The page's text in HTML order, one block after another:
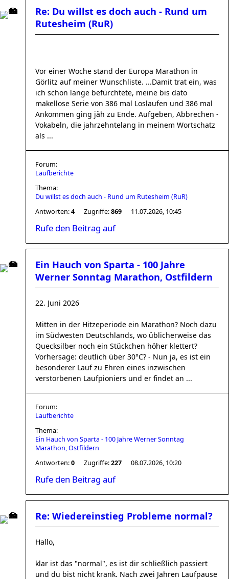
Re: Du willst es doch auch - Rund um
Rutesheim (RuR)
Vor einer Woche stand der Europa Marathon in
Görlitz auf meiner Wunschliste. ...Damit trat ein, was
ich schon lange befürchtete, meine bis dato
makellose Serie von 386 mal Loslaufen und 386 mal
Ankommen ging jäh zu Ende. Aufgeben, Abbrechen -
Vokabeln, die jahrzehntelang in meinem Wortschatz
als ...
Forum:
Laufberichte
Thema:
Du willst es doch auch - Rund um Rutesheim (RuR)
Antworten:4 Zugriffe:869 11.07.2026, 10:45
Rufe den Beitrag auf
Ein Hauch von Sparta - 100 Jahre
Werner Sonntag Marathon, Ostfildern
22. Juni 2026
Mitten in der Hitzeperiode ein Marathon? Noch dazu
im Südwesten Deutschlands, wo üblicherweise das
Quecksilber noch ein Stückchen höher klettert?
Vorhersage: deutlich über 30°C? - Nun ja, es ist ein
besonderer Lauf zu Ehren eines inzwischen
verstorbenen Laufpioniers und er findet an ...
Forum:
Laufberichte
Thema:
Ein Hauch von Sparta - 100 Jahre Werner Sonntag
Marathon, Ostfildern
Antworten:0 Zugriffe:227 08.07.2026, 10:20
Rufe den Beitrag auf
Re: Wiedereinstieg Probleme normal?
Hallo,
klar ist das "normal", es ist dir schließlich passiert
und du bist nicht krank. Nach zwei Jahren Laufpause